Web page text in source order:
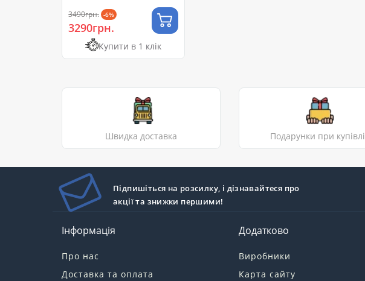
3490грн. -6%
3290грн.
Купити в 1 клік
Швидка доставка Подарунки при купівлі
Підпишіться на розсилку, і дізнавайтеся про
акції та знижки першими!
Інформація
Про нас
Доставка та оплата
Додатково
Виробники
Карта сайту